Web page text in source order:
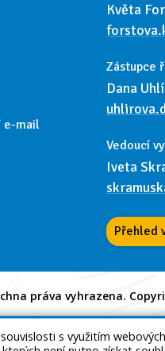
e-mail
Květa
Zástupce
Dana
Vedoucí
Iveta
Přehled
práva vyhrazena.
s využitím